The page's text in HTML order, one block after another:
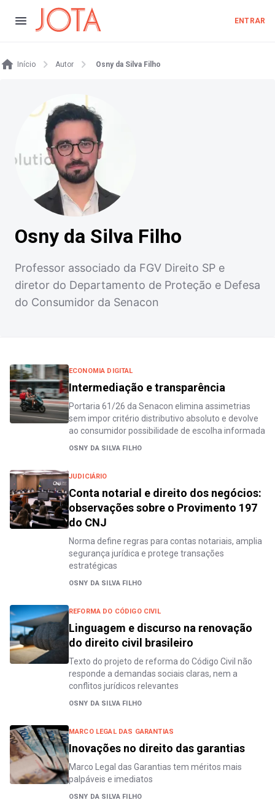
ENTRAR
Início Autor Osny da Silva Filho
Osny da Silva Filho
Professor associado da FGV Direito SP e
diretor do Departamento de Proteção e Defesa
do Consumidor da Senacon
ECONOMIA DIGITAL
Intermediação e transparência
Portaria 61/26 da Senacon elimina assimetrias
sem impor critério distributivo absoluto e devolve
ao consumidor possibilidade de escolha informada
OSNY DA SILVA FILHO
JUDICIÁRIO
Conta notarial e direito dos negócios:
observações sobre o Provimento 197
do CNJ
Norma define regras para contas notariais, amplia
segurança jurídica e protege transações
estratégicas
OSNY DA SILVA FILHO
REFORMA DO CÓDIGO CIVIL
Linguagem e discurso na renovação
do direito civil brasileiro
Texto do projeto de reforma do Código Civil não
responde a demandas sociais claras, nem a
conflitos jurídicos relevantes
OSNY DA SILVA FILHO
MARCO LEGAL DAS GARANTIAS
Inovações no direito das garantias
Marco Legal das Garantias tem méritos mais
palpáveis e imediatos
OSNY DA SILVA FILHO